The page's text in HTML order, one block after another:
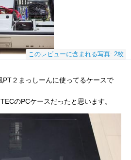
このレビューに含まれる写真: 2枚
２まっしーんに使ってるケースで
のPCケースだったと思います。